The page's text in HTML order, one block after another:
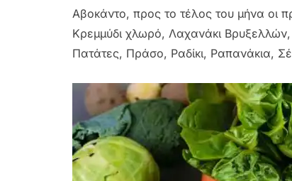
Αβοκάντο, προς το τέλος του μήνα οι
Κρεμμύδι χλωρό, Λαχανάκι
Πατάτες, Πράσο, Ραδίκι, Ραπανάκια,